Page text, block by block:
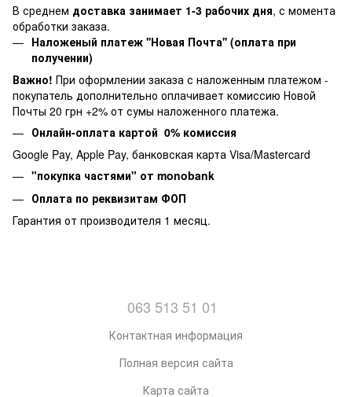
В среднем доставка занимает 1-3 рабочих дня, с момента
обработки заказа.
Наложеный платеж ''Новая Почта'' (оплата при
получении)
Важно! При оформлении заказа с наложенным платежом -
покупатель дополнительно оплачивает комиссию Новой
Почты 20 грн +2% от сумы наложенного платежа.
Онлайн-оплата картой 0% комиссия
Google Pay, Apple Pay, банковская карта Visa/Mastercard
"покупка частями" от monobank
Оплата по реквизитам ФОП
Гарантия от производителя 1 месяц.
063 513 51 01
Контактная информация
Полная версия сайта
Карта сайта